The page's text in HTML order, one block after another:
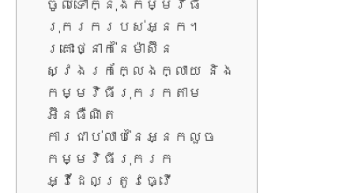
ចូលទៅក្នុងកម្មវិធី
រុករករបស់អ្នក។
គ្រោះថ្នាក់នៃម៉ាស៊ីន
ស្វែងរកក្លែងក្លាយ និង
កម្មវិធីរុករកតាម
អ៊ីនធឺណិត
ការជាប់លាប់នៃអ្នកលួច
កម្មវិធីរុករក
អ្វីដែលត្រូវធ្វើ